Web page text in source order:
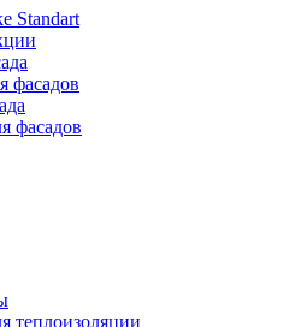
Standart
фасадов
фасадов
теплоизоляции